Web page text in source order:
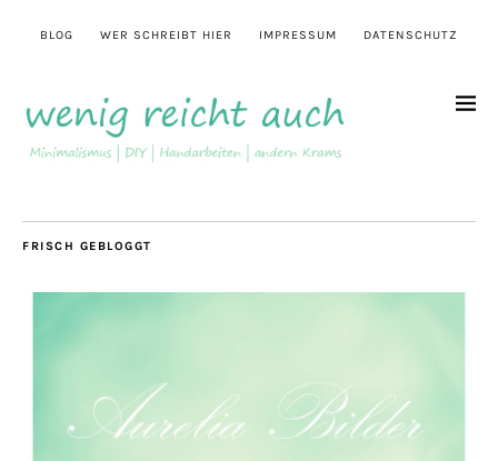
BLOG WER SCHREIBT HIER IMPRESSUM DATENSCHUTZ
FRISCH GEBLOGGT